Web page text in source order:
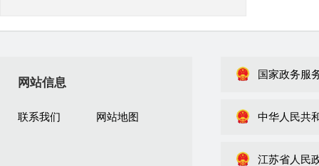
网站信息
联系我们 网站地图
国家政务服
中华人民共
江苏省人民